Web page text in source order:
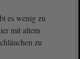
es wenig zu
mit altem
zu